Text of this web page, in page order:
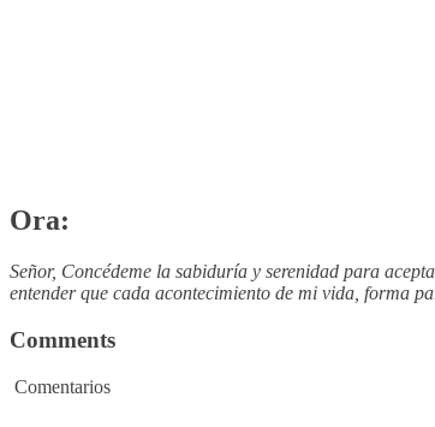
Ora:
Señor, Concédeme la sabiduría y serenidad para
entender que cada acontecimiento de mi vida, forma
Comments
Comentarios